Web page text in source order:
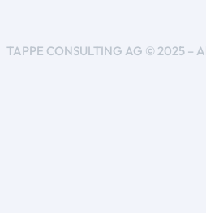
TAPPE CONSULTING AG © 2025 –